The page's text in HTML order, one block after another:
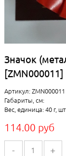
Значок
[ZMN000011]
Артикул: ZMN000011
Габариты, см:
Вес, единица: 40 г, шт
114.00 руб
- +